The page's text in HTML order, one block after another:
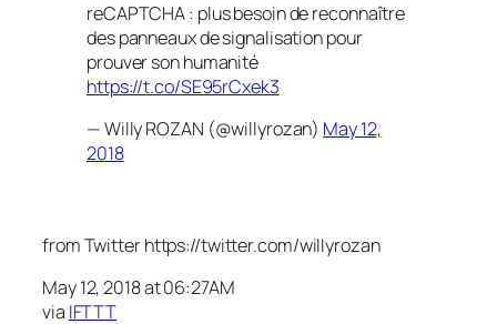
reCAPTCHA : plus besoin de reconnaître
des panneaux de signalisation pour
prouver son humanité
https://t.co/SE95rCxek3
— Willy ROZAN (@willyrozan) May 12,
2018
from Twitter https://twitter.com/willyrozan
May 12, 2018 at 06:27AM
via IFTTT